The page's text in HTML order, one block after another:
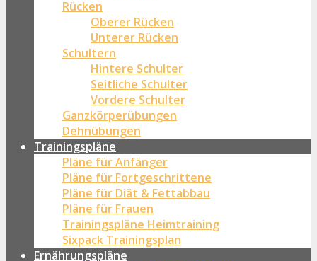
Rücken
Oberer Rücken
Unterer Rücken
Schultern
Hintere Schulter
Seitliche Schulter
Vordere Schulter
Ganzkörperübungen
Dehnübungen
Trainingspläne
Pläne für Anfänger
Pläne für Fortgeschrittene
Pläne für Diät & Fettabbau
Pläne für Frauen
Trainingspläne Heimtraining
Sixpack Trainingsplan
Ernährungspläne